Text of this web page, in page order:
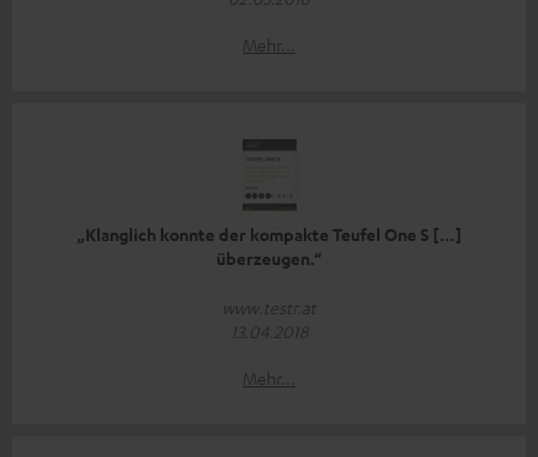
Mehr...
„Klanglich konnte der kompakte Teufel One S […]
überzeugen.“
www.testr.at
13.04.2018
Mehr...